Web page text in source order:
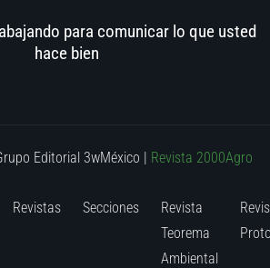
para comunicar lo que usted
hace bien
Editorial 3wMéxico | Revista 2000Agro
Revistas Secciones
Revista
Teorema
Ambiental